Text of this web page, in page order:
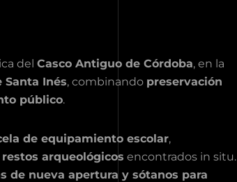
del Casco Antiguo de Córdoba, en la
Santa Inés, combinando preservación
público.
de equipamiento escolar,
restos arqueológicos encontrados in situ.
de nueva apertura y sótanos para